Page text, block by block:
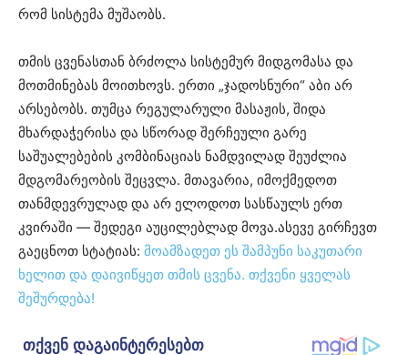
რომ სისტემა მუშაობს.
თმის ცვენასთან ბრძოლა სისტემურ მიდგომასა და
მოთმინებას მოითხოვს. ერთი „ჯადოსნური“ აბი არ
არსებობს. თუმცა რეგულარული მასაჟის, შიდა
მხარდაჭერისა და სწორად შერჩეული გარე
საშუალებების კომბინაციას ნამდვილად შეუძლია
მდგომარეობის შეცვლა. მთავარია, იმოქმედოთ
თანმდევრულად და არ ელოდოთ სასწაულს ერთ
კვირაში — შედეგი აუცილებლად მოვა.ასევე გირჩევთ
გაეცნოთ სტატიას: მოამზადეთ ეს შამპუნი საკუთარი
ხელით და დაივიწყეთ თმის ცვენა. თქვენი ყველას
შეშურდება!